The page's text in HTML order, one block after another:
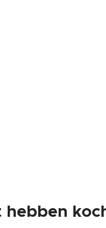
hebben